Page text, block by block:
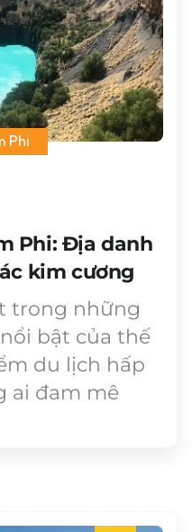
Phi
Phi: Địa danh
kim cương
trong những
bật của thế
du lịch hấp
ai đam mê